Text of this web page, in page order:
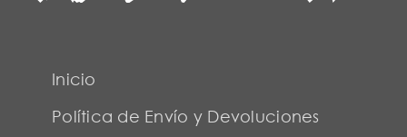
Inicio
Política de Envío y Devoluciones